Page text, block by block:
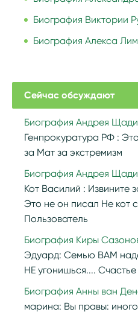
Биография Виктории
Биография Алекса
Сейчас обсуждают
Биография Андрея
Генпрокуратура РФ :
за Мат за экстремизм
Биография Андрея
Кот Василий : Извините
Это не он писал Не кот
Пользователь
Биография Киры
Эдуард: Семью ВАМ
НЕ угонишься....
Биография Анны ван
марина: Вы правы: